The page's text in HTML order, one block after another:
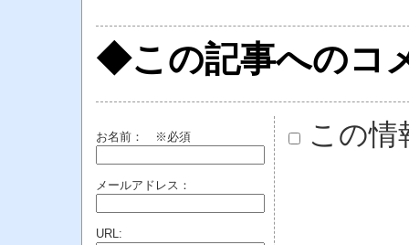
◆この記事へのコ
お名前： ※必須
メールアドレス：
URL:
この情